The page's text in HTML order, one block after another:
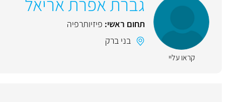
קראו עליי
תחום ראשי: פיזיותרפיה
בני ברק